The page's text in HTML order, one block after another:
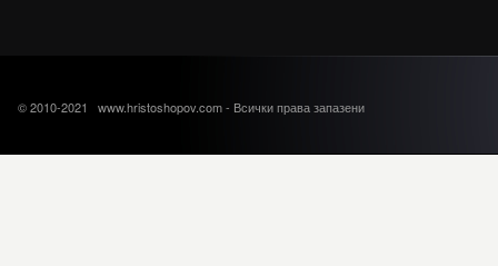
© 2010-2021 www.hristoshopov.com - Всички права запазени